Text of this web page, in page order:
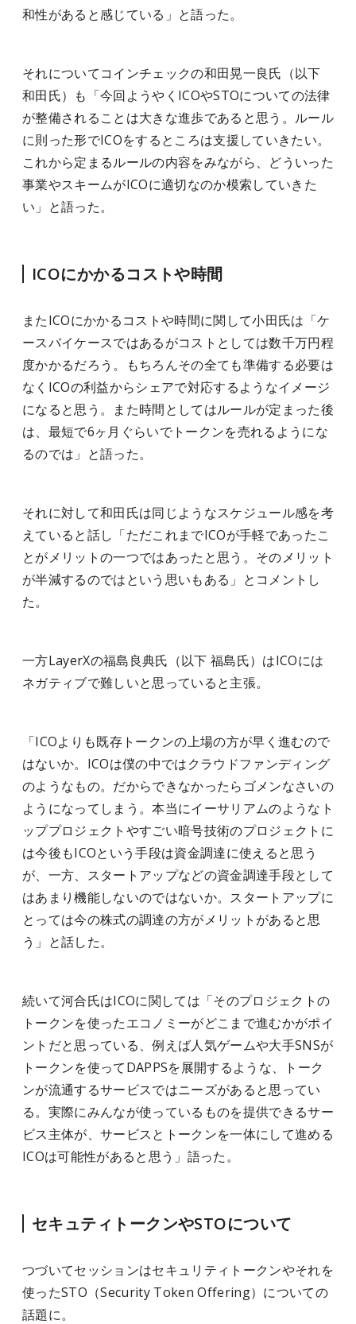
和性があると感じている」と語った。
それについてコインチェックの和田晃一良氏（以下
和田氏）も「今回ようやくICOやSTOについての法律
が整備されることは大きな進歩であると思う。ルール
に則った形でICOをするところは支援していきたい。
これから定まるルールの内容をみながら、どういった
事業やスキームがICOに適切なのか模索していきた
い」と語った。
ICOにかかるコストや時間
またICOにかかるコストや時間に関して小田氏は「ケ
ースバイケースではあるがコストとしては数千万円程
度かかるだろう。もちろんその全ても準備する必要は
なくICOの利益からシェアで対応するようなイメージ
になると思う。また時間としてはルールが定まった後
は、最短で6ヶ月ぐらいでトークンを売れるようにな
るのでは」と語った。
それに対して和田氏は同じようなスケジュール感を考
えていると話し「ただこれまでICOが手軽であったこ
とがメリットの一つではあったと思う。そのメリット
が半減するのではという思いもある」とコメントし
た。
一方LayerXの福島良典氏（以下 福島氏）はICOには
ネガティブで難しいと思っていると主張。
「ICOよりも既存トークンの上場の方が早く進むので
はないか。ICOは僕の中ではクラウドファンディング
のようなもの。だからできなかったらゴメンなさいの
ようになってしまう。本当にイーサリアムのようなト
ッププロジェクトやすごい暗号技術のプロジェクトに
は今後もICOという手段は資金調達に使えると思う
が、一方、スタートアップなどの資金調達手段として
はあまり機能しないのではないか。スタートアップに
とっては今の株式の調達の方がメリットがあると思
う」と話した。
続いて河合氏はICOに関しては「そのプロジェクトの
トークンを使ったエコノミーがどこまで進むかがポイ
ントだと思っている、例えば人気ゲームや大手SNSが
トークンを使ってDAPPSを展開するような、トーク
ンが流通するサービスではニーズがあると思ってい
る。実際にみんなが使っているものを提供できるサー
ビス主体が、サービスとトークンを一体にして進める
ICOは可能性があると思う」語った。
セキュティトークンやSTOについて
つづいてセッションはセキュリティトークンやそれを
使ったSTO（Security Token Offering）についての
話題に。